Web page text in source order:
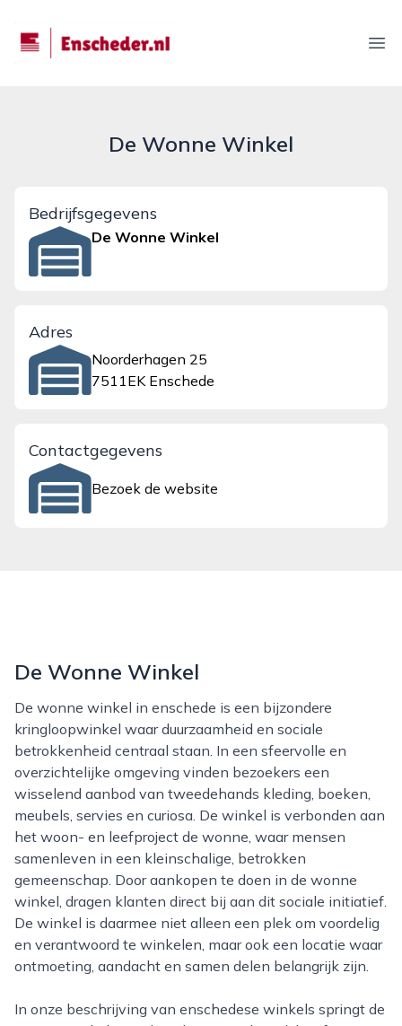
enscheder.nl
De Wonne Winkel
Bedrijfsgegevens
De Wonne Winkel
Adres
Noorderhagen 25
7511EK Enschede
Contactgegevens
Bezoek de website
De Wonne Winkel
De wonne winkel in enschede is een bijzondere
kringloopwinkel waar duurzaamheid en sociale
betrokkenheid centraal staan. In een sfeervolle en
overzichtelijke omgeving vinden bezoekers een
wisselend aanbod van tweedehands kleding, boeken,
meubels, servies en curiosa. De winkel is verbonden aan
het woon- en leefproject de wonne, waar mensen
samenleven in een kleinschalige, betrokken
gemeenschap. Door aankopen te doen in de wonne
winkel, dragen klanten direct bij aan dit sociale initiatief.
De winkel is daarmee niet alleen een plek om voordelig
en verantwoord te winkelen, maar ook een locatie waar
ontmoeting, aandacht en samen delen belangrijk zijn.
In onze beschrijving van enschedese winkels springt de